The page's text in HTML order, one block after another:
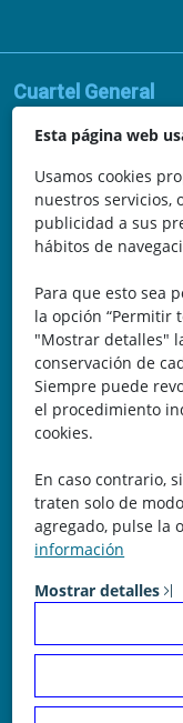
Esta página web
Usamos cookies
nuestros servicios,
publicidad a sus
hábitos de
Para que esto sea
la opción “Permitir
"Mostrar detalles"
conservación de
Siempre puede
el procedimiento
cookies.
En caso contrario,
traten solo de
agregado, pulse la
información
Mostrar detalles
Cuartel General
Avda. de la Vega, 62
N.I.F.: 44252675-P
Belicena, Granada
España
Teléfono: 646 672 931
Email:
Trayectoria
Nuestra Experiencia
dedicados a la
Garantía de tu éxito
¡Rechaza
de la plataforma.
© Copyright 2026 -